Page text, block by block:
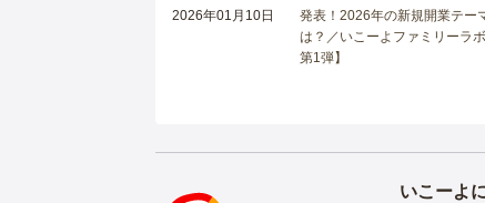
2026年01月10日
発表！2026年の新規開業テ
は？／いこーよファミリーラ
第1弾】
いこーよ